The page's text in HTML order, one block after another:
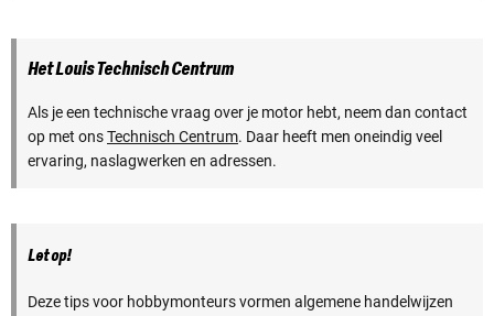
Het Louis Technisch Centrum
Als je een technische vraag over je motor hebt, neem dan contact
op met onsTechnisch Centrum. Daar heeft men oneindig veel
ervaring, naslagwerken en adressen.
Let op!
Deze tips voor hobbymonteurs vormen algemene handelwijzen